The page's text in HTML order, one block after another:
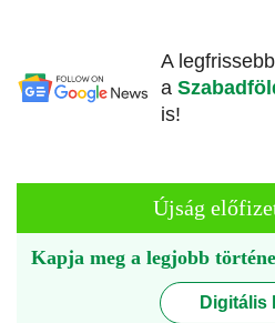
A
a
is!
Újság
Kapja meg a legjobb
Digitális